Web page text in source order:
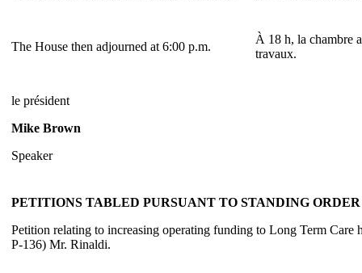
The House then adjourned at 6:00 p.m.
À 18 h, la chambre
travaux.
le président
Mike Brown
Speaker
PETITIONS TABLED PURSUANT TO STANDING ORDER
Petition relating to increasing operating funding to Long Term Care
P-136) Mr. Rinaldi.